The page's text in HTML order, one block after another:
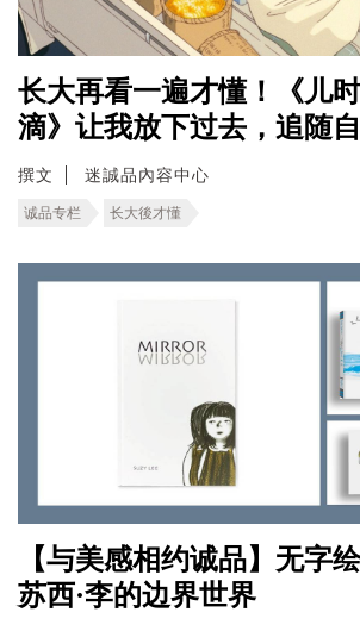
长大再看一遍才懂！《儿
滴》让我放下过去，追随
撰文 迷誠品內容中心
诚品专栏 长大後才懂
【与美感相约诚品】无字
苏西·李的边界世界